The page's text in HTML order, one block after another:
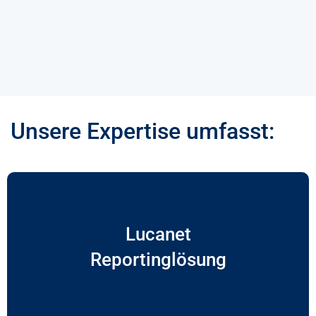
Unsere Expertise umfasst:
Lucanet
Reportinglösung
Mit fundierter Expertise und maßgeschneiderten Lösungen
gestalten wir Planungs-, Konsolidierungs- und Reportingprozesse
Finanzarchitektur, die überzeugt.